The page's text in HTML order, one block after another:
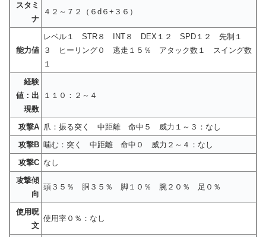
スタミ
ナ
４２～７２（６d６+３６）
能力値
レベル１ STR８ INT８ DEX１２ SPD１２ 先制１
３ ヒーリング０ 逃走１５％ アタック数１ スイング数
１
経験
値：出
現数
１１０：２～４
攻撃A 爪：振る突く 中距離 命中５ 威力１～３：なし
攻撃B 噛む：突く 中距離 命中０ 威力２～４：なし
攻撃C なし
攻撃傾
向
頭３５％ 胴３５％ 脚１０％ 腕２０％ 足０％
使用呪
文
使用率０％：なし